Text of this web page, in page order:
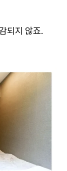
되지 않죠.